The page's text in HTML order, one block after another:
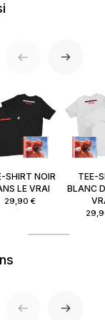
SHIRT NOIR
LE VRAI
29,90 €
TEE-
BLANC